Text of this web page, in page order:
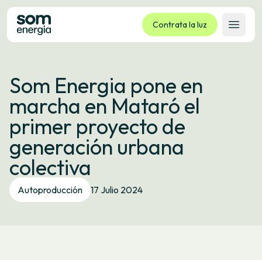
Contrata la luz
Abrir
Tarifas
Servicios
Empresas
La cooperativa
Contacto
Trámites
Oficina virtual
Som Energia pone en
marcha en Mataró el
primer proyecto de
generación urbana
colectiva
Autoproducción 17 Julio 2024